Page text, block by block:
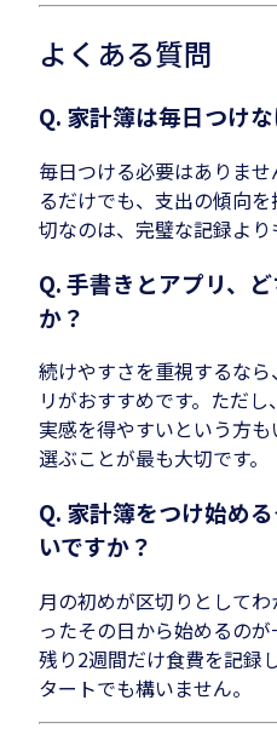
よくある質問
Q. 家計簿は毎日つけ
毎日つける必要はありま
るだけでも、支出の傾向
切なのは、完璧な記録より
Q. 手書きとアプリ、
か？
続けやすさを重視するな
リがおすすめです。ただ
実感を得やすいという方
選ぶことが最も大切です。
Q. 家計簿をつけ始め
いですか？
月の初めが区切りとして
ったその日から始めるの
残り2週間だけ食費を記録
タートでも構いません。